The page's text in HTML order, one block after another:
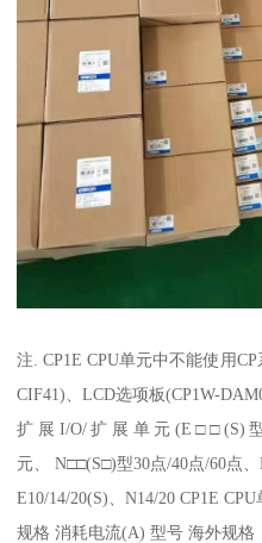
注. CP1E CPU单元中不能使用
CIF41)、LCD选项板(CP1W-
扩展I/O/扩展单元(E□□(S)
元、 N□□(S□)型30点/40点/60点
E10/14/20(S)、N14/20 CP1E
规格 消耗电流(A) 型号 海外规格